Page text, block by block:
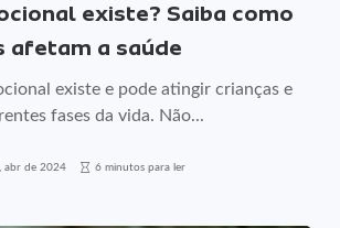
existe? Saiba como
afetam a saúde
existe e pode atingir crianças e
fases da vida. Não...
abr de 2024 6 minutos para ler